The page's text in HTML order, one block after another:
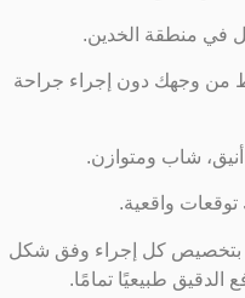
في منطقة الخدين.
من وجهك دون إجراء جراحة
شاب ومتوازن.
واقعية.
بتخصيص كل إجراء وفق شكل
طبيعيًا تمامًا.